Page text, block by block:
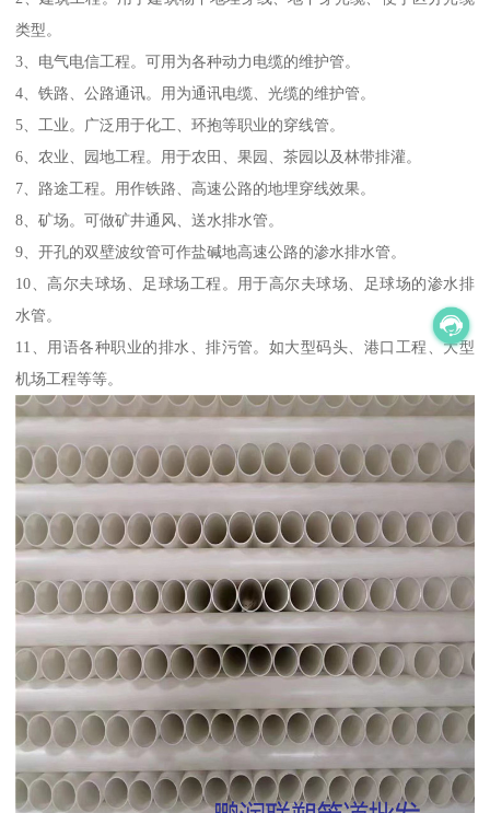
类型。
3、电气电信工程。可用为各种动力电缆的维护管。
4、铁路、公路通讯。用为通讯电缆、光缆的维护管。
5、工业。广泛用于化工、环抱等职业的穿线管。
6、农业、园地工程。用于农田、果园、茶园以及林带排灌。
7、路途工程。用作铁路、高速公路的地埋穿线效果。
8、矿场。可做矿井通风、送水排水管。
9、开孔的双壁波纹管可作盐碱地高速公路的渗水排水管。
10、高尔夫球场、足球场工程。用于高尔夫球场、足球场的渗水排
水管。
11、用语各种职业的排水、排污管。如大型码头、港口工程、大型
机场工程等等。